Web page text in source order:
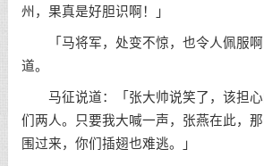
州，果真是好胆识啊！」
「马将军，处变不惊，也令人佩服啊
道。
马征说道：「张大帅说笑了，该担心
们两人。只要我大喊一声，张燕在此，
围过来，你们插翅也难逃。」